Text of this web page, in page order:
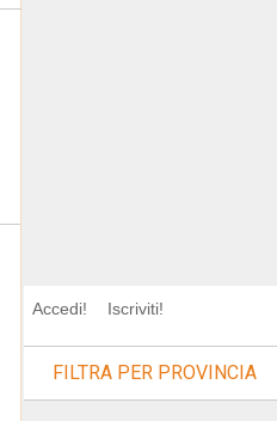
Accedi! Iscriviti!
FILTRA PER PROVINCIA